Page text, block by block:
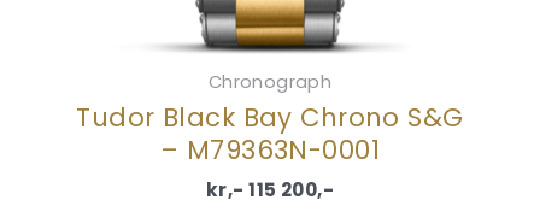
Chronograph
Tudor Black Bay Chrono S&G
– M79363N-0001
kr,- 115 200,-